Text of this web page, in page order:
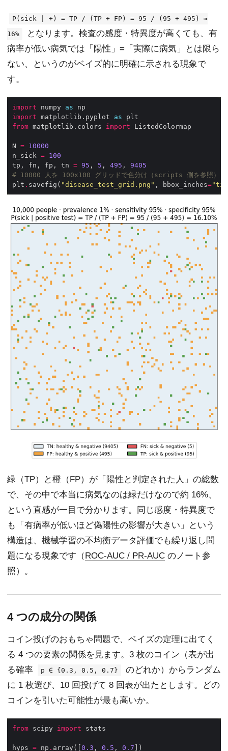
P(sick | +) = TP / (TP + FP) = 95 / (95 + 495) ≈
16%
となります。検査の感度・特異度が高くても、有
病率が低い病気では「陽性」=「実際に病気」とは限ら
ない、というのがベイズ的に明確に示される現象で
す。
import numpy as
import matplotlib.pyplot as
from matplotlib.colors import
N = 10000
n_sick = 100
tp, fn, fp, tn = 95 , 5 , 495 , 9405
# 10000 人を 100x100 グリッドで色分け（scripts 側を参照）
plt . savefig( "disease_test_grid.png" , bbox_inches=
緑（TP）と橙（FP）が「陽性と判定された人」の総数
で、その中で本当に病気なのは緑だけなので約 16%、
という直感が一目で分かります。同じ感度・特異度で
も「有病率が低いほど偽陽性の影響が大きい」という
構造は、機械学習の不均衡データ評価でも繰り返し問
題になる現象です（ROC-AUC / PR-AUC のノート参
照）。
4 つの成分の関係
コイン投げのおもちゃ問題で、ベイズの定理に出てく
る 4 つの要素の関係を見ます。3 枚のコイン（表が出
る確率
p ∈ {0.3, 0.5, 0.7}
のどれか）からランダム
に 1 枚選び、10 回投げて 8 回表が出たとします。どの
コインを引いた可能性が最も高いか。
from scipy import
hyps = np . array([ 0.3 , 0.5 , 0.7